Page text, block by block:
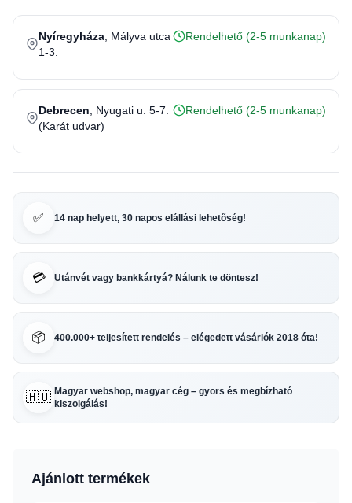
Nyíregyháza , Mályva utca
1-3.
Rendelhető (2-5 munkanap)
Debrecen , Nyugati u. 5-7.
(Karát udvar)
Rendelhető (2-5 munkanap)
✅ 14 nap helyett, 30 napos elállási lehetőség!
💳 Utánvét vagy bankkártyá? Nálunk te döntesz!
📦 400.000+ teljesített rendelés – elégedett vásárlók 2018 óta!
🇭🇺 Magyar webshop, magyar cég – gyors és megbízható
kiszolgálás!
Ajánlott termékek